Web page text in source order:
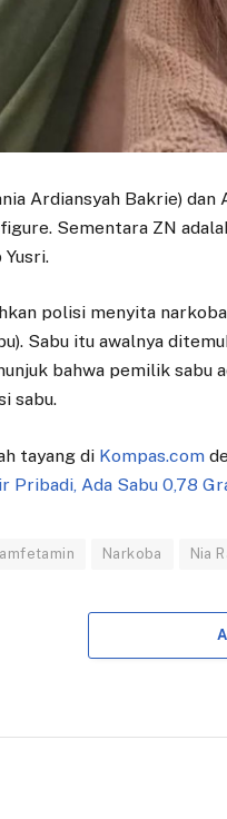
Ardiansyah Bakrie)
Sementara ZN
Yusri.
polisi menyita
Sabu itu awalnya
bahwa pemilik sabu
sabu.
tayang di Kompas.com
Pribadi, Ada Sabu 0,78
Narkoba Nia